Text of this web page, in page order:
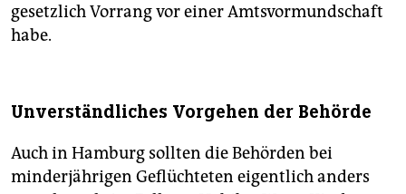
gesetzlich Vorrang vor einer Amtsvormundschaft
habe.
Unverständliches Vorgehen der Behörde
Auch in Hamburg sollten die Behörden bei
minderjährigen Geflüchteten eigentlich anders